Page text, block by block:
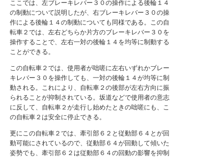
ここでは、左ブレーキレバー３０の操作による後輪１４
の制動について説明したが、右ブレーキレバー３０の操
作による後輪１４の制動についても同様である。この自
転車２では、左右どちらか片方のブレーキレバー３０を
操作することで、左右一対の後輪１４を均等に制動する
ことができる。
この自転車２では、使用者が咄嗟に左右いずれかブレー
キレバー３０を操作しても、一対の後輪１４が均等に制
動される。これにより、自転車２の後部が左右方向に振
られることが抑制されている。坂道などで使用者の意志
に反して、自転車２が走行し始めたときの咄嗟にも、こ
の自転車２は安全に停止できる。
更にこの自転車２では、牽引部６２と従動部６４とが回
動可能にされているので、従動部６４が回動して傾いた
姿勢でも、牽引部６２は従動部６４の回動の影響を抑制